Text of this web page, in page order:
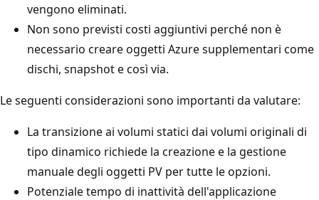
vengono eliminati.
Non sono previsti costi aggiuntivi perché non è
necessario creare oggetti Azure supplementari come
dischi, snapshot e così via.
Le seguenti considerazioni sono importanti da valutare:
La transizione ai volumi statici dai volumi originali di
tipo dinamico richiede la creazione e la gestione
manuale degli oggetti PV per tutte le opzioni.
Potenziale tempo di inattività dell'applicazione